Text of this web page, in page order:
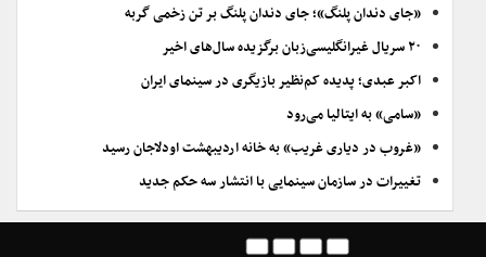
«جای دندان پلنگ»؛ جای دندان پلنگ بر تن زخمی گربه
۲۰ سریال غیرانگلیسی‌زبان برگزیده سال‌های اخیر
اکبر عبدی؛ پدیده کم‌نظیر بازیگری در سینمای ایران
«سامی» به ایتالیا می‌رود
«غروب در دیاری غریب» به خانه اردیبهشت اودلاجان رسید
تغییرات در سازمان سینمایی با انتشار سه حکم جدید